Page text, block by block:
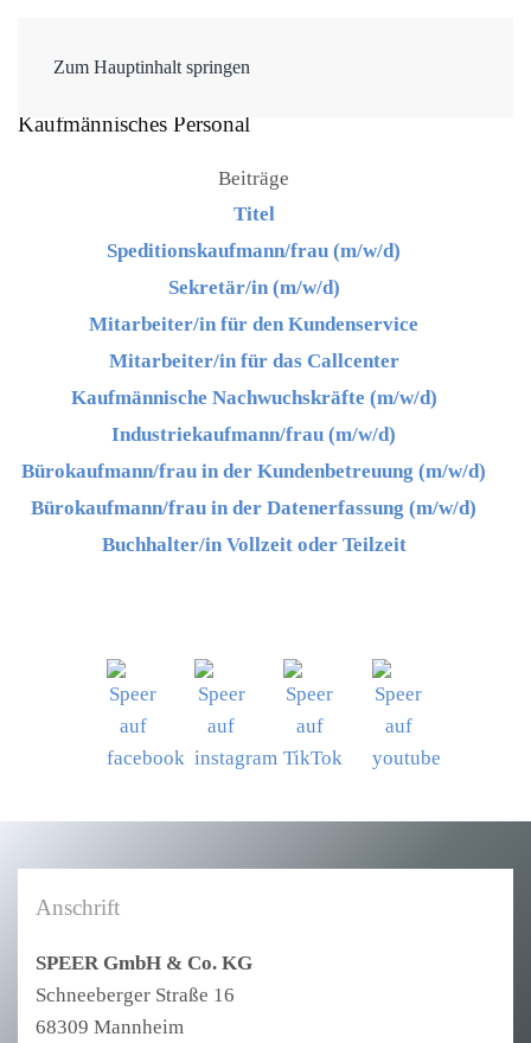
Zum Hauptinhalt springen
Kaufmännisches Personal
Beiträge
Titel
Speditionskaufmann/frau (m/w/d)
Sekretär/in (m/w/d)
Mitarbeiter/in für den Kundenservice
Mitarbeiter/in für das Callcenter
Kaufmännische Nachwuchskräfte (m/w/d)
Industriekaufmann/frau (m/w/d)
Bürokaufmann/frau in der Kundenbetreuung (m/w/d)
Bürokaufmann/frau in der Datenerfassung (m/w/d)
Buchhalter/in Vollzeit oder Teilzeit
Anschrift
SPEER GmbH & Co. KG
Schneeberger Straße 16
68309 Mannheim